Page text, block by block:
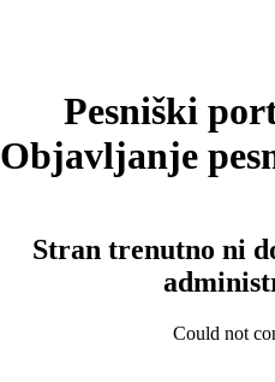
Pesniški
Objavljanje
Stran trenutno ni
Could not